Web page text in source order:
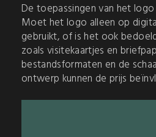
De toepassingen van het
Moet het logo alleen op
gebruikt, of is het ook
zoals visitekaartjes en
bestandsformaten en de
ontwerp kunnen de prijs